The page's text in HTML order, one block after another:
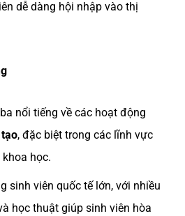
dễ dàng hội nhập vào thị
nổi tiếng về các hoạt động
, đặc biệt trong các lĩnh vực
học.
sinh viên quốc tế lớn, với nhiều
học thuật giúp sinh viên hòa